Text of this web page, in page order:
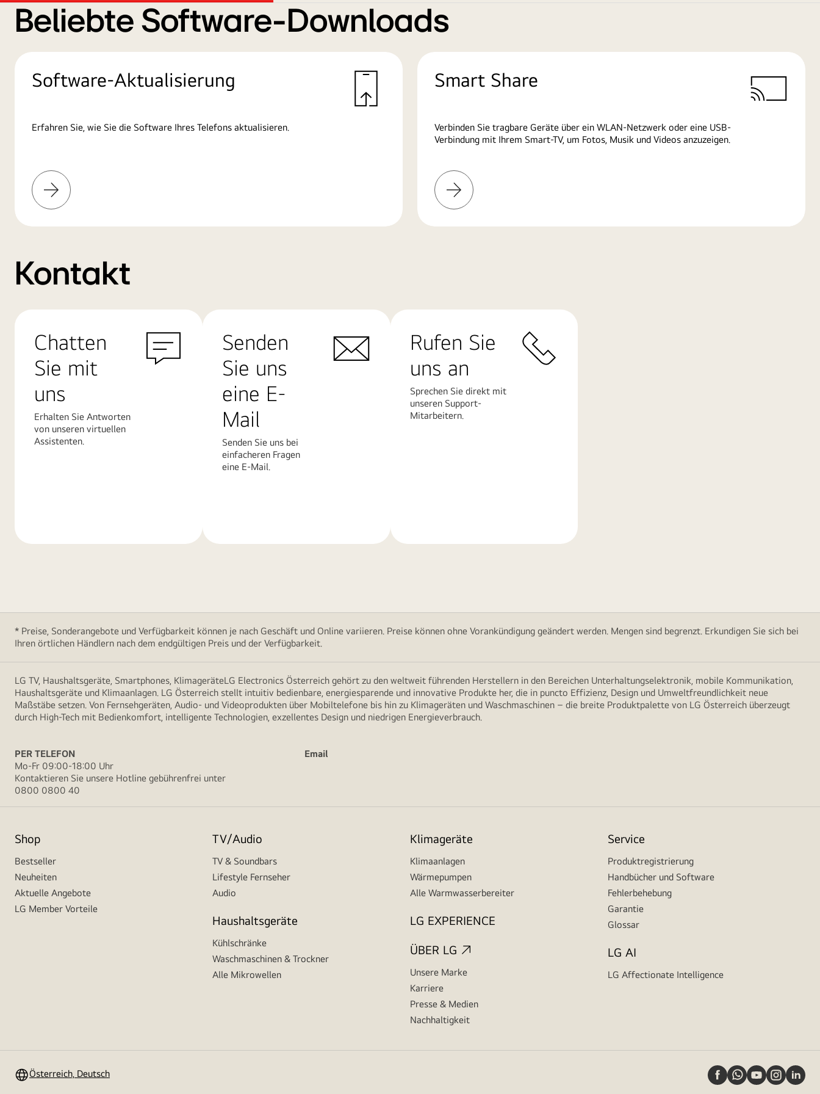
Beliebte Software-Downloads
Software-Aktualisierung
Erfahren Sie, wie Sie die Software Ihres Telefons aktualisieren.
Mehr
erfahren
Smart Share
Verbinden Sie tragbare Geräte über ein WLAN-Netzwerk oder eine USB-
Verbindung mit Ihrem Smart-TV, um Fotos, Musik und Videos anzuzeigen.
Mehr
erfahren
Kontakt
Chatten
Sie mit
uns
Erhalten Sie Antworten
von unseren virtuellen
Assistenten.
Senden
Sie uns
eine E-
Mail
Senden Sie uns bei
einfacheren Fragen
eine E-Mail.
Rufen Sie
uns an
Sprechen Sie direkt mit
unseren Support-
Mitarbeitern.
* Preise, Sonderangebote und Verfügbarkeit können je nach Geschäft und Online variieren. Preise können ohne Vorankündigung geändert werden. Mengen sind begrenzt. Erkundigen Sie sich bei
Ihren örtlichen Händlern nach dem endgültigen Preis und der Verfügbarkeit.
LG TV, Haushaltsgeräte, Smartphones, KlimageräteLG Electronics Österreich gehört zu den weltweit führenden Herstellern in den Bereichen Unterhaltungselektronik, mobile Kommunikation,
Haushaltsgeräte und Klimaanlagen. LG Österreich stellt intuitiv bedienbare, energiesparende und innovative Produkte her, die in puncto Effizienz, Design und Umweltfreundlichkeit neue
Maßstäbe setzen. Von Fernsehgeräten, Audio- und Videoprodukten über Mobiltelefone bis hin zu Klimageräten und Waschmaschinen – die breite Produktpalette von LG Österreich überzeugt
durch High-Tech mit Bedienkomfort, intelligente Technologien, exzellentes Design und niedrigen Energieverbrauch.
PER TELEFON
Email
Mo-Fr 09:00-18:00 Uhr
Kontaktieren Sie unsere Hotline gebührenfrei unter
0800 0800 40
Shop
Bestseller
Neuheiten
Aktuelle Angebote
LG Member Vorteile
TV/Audio
TV & Soundbars
Lifestyle Fernseher
Audio
Haushaltsgeräte
Kühlschränke
Waschmaschinen & Trockner
Alle Mikrowellen
Klimageräte
Klimaanlagen
Wärmepumpen
Alle Warmwasserbereiter
LG EXPERIENCE
ÜBER LG
Unsere Marke
Karriere
Presse & Medien
Nachhaltigkeit
Service
Produktregistrierung
Handbücher und Software
Fehlerbehebung
Garantie
Glossar
LG AI
LG Affectionate Intelligence
Österreich, Deutsch